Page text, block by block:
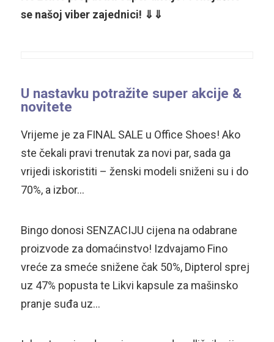
se našoj viber zajednici! ⇓⇓
U nastavku potražite super akcije &
novitete
Vrijeme je za FINAL SALE u Office Shoes! Ako
ste čekali pravi trenutak za novi par, sada ga
vrijedi iskoristiti – ženski modeli sniženi su i do
70%, a izbor…
Bingo donosi SENZACIJU cijena na odabrane
proizvode za domaćinstvo! Izdvajamo Fino
vreće za smeće snižene čak 50%, Dipterol sprej
uz 47% popusta te Likvi kapsule za mašinsko
pranje suđa uz…